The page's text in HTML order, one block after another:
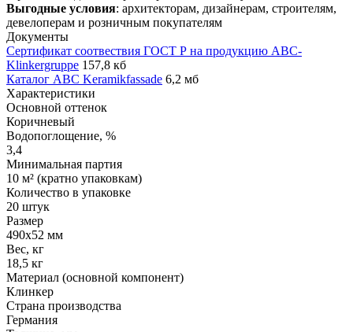
Выгодные условия: архитекторам, дизайнерам, строителям,
девелоперам и розничным покупателям
Документы
Сертификат соотвествия ГОСТ Р на продукцию ABC-
Klinkergruppe 157,8 кб
Каталог ABC Keramikfassade 6,2 мб
Характеристики
Основной оттенок
Коричневый
Водопоглощение, %
3,4
Минимальная партия
10 м² (кратно упаковкам)
Количество в упаковке
20 штук
Размер
490х52 мм
Вес, кг
18,5 кг
Материал (основной компонент)
Клинкер
Страна производства
Германия